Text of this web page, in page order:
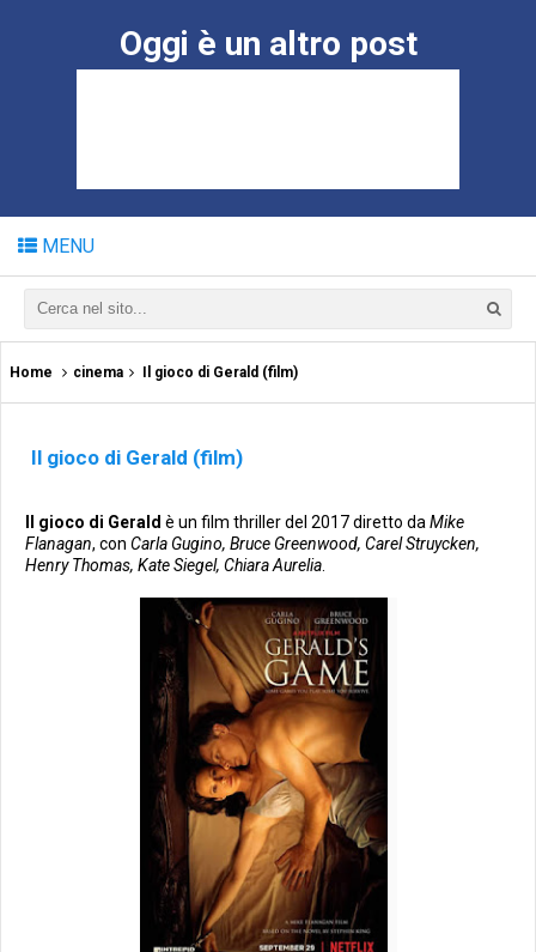
Oggi è un altro post
MENU
Home cinema Il gioco di Gerald (film)
Il gioco di Gerald (film)
Il gioco di Gerald è un film thriller del 2017 diretto da Mike
Flanagan, con Carla Gugino, Bruce Greenwood, Carel Struycken,
Henry Thomas, Kate Siegel, Chiara Aurelia